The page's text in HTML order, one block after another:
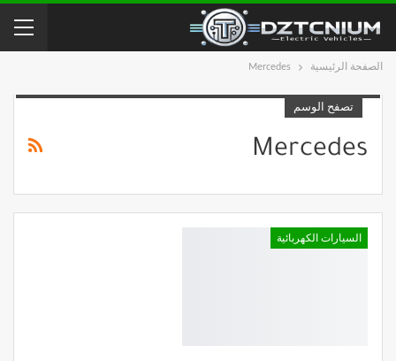
الصفحة الرئيسية Mercedes
تصفح الوسم
Mercedes
السيارات الكهربائية